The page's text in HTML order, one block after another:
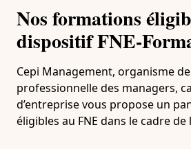
Nos formations
dispositif FNE-
Cepi Management, organisme
professionnelle des managers,
d’entreprise vous propose un
éligibles au FNE dans le cadre de